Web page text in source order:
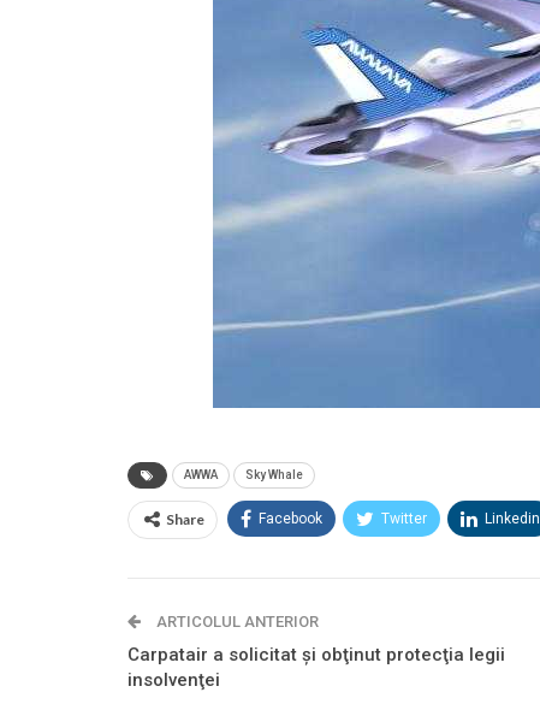
AWWA Sky Whale
Share Facebook Twitter Linkedin
ARTICOLUL ANTERIOR
Carpatair a solicitat şi obţinut protecţia legii
insolvenţei